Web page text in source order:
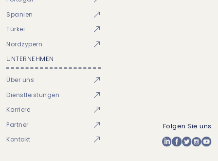
Spanien
Türkei
Nordzypern
UNTERNEHMEN
Über uns
Dienstleistungen
Karriere
Partner
Kontakt
Folgen Sie uns